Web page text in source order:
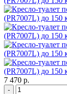
7 470 р.
-